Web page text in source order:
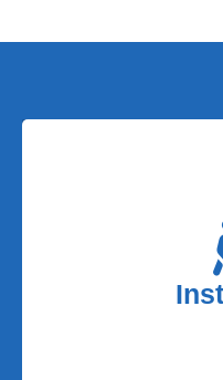
Cuando adquiera su
nuestro servicio de
económico,
profesionales para